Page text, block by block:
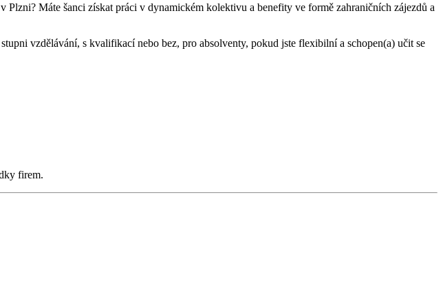
Máte šanci získat práci v dynamickém kolektivu a benefity ve formě zahraničních zájezdů a
vzdělávání, s kvalifikací nebo bez, pro absolventy, pokud jste flexibilní a schopen(a) učit se
firem.